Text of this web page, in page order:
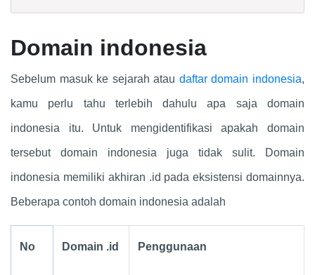
Domain indonesia
Sebelum masuk ke sejarah atau daftar domain indonesia,
kamu perlu tahu terlebih dahulu apa saja domain
indonesia itu. Untuk mengidentifikasi apakah domain
tersebut domain indonesia juga tidak sulit. Domain
indonesia memiliki akhiran .id pada eksistensi domainnya.
Beberapa contoh domain indonesia adalah
No Domain .id Penggunaan